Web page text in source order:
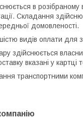
в розібраному
Складання
домовленості.
видів оплати для
здійснюється
вказані у картці
транспортними